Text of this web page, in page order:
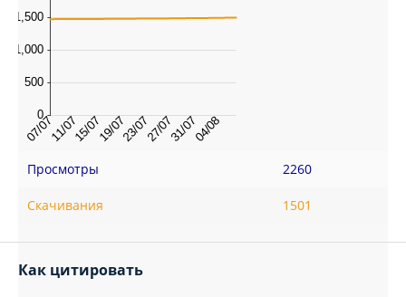
Просмотры 2260
Скачивания 1501
Как цитировать